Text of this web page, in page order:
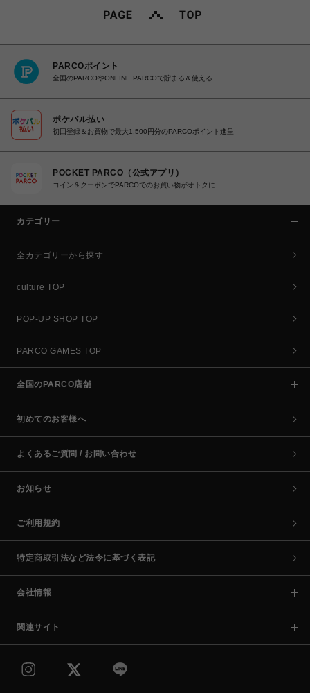
PARCOポイント
全国のPARCOやONLINE PARCOで貯まる＆使える
ポケパル払い
初回登録＆お買物で最大1,500円分のPARCOポイント進呈
POCKET PARCO（公式アプリ）
コイン＆クーポンでPARCOでのお買い物がオトクに
カテゴリー
全カテゴリーから探す
culture TOP
POP-UP SHOP TOP
PARCO GAMES TOP
全国のPARCO店舗
初めてのお客様へ
よくあるご質問 / お問い合わせ
お知らせ
ご利用規約
特定商取引法など法令に基づく表記
会社情報
関連サイト